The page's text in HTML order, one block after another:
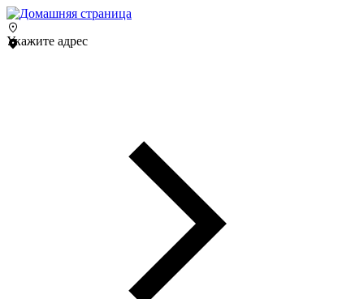
Укажите адрес